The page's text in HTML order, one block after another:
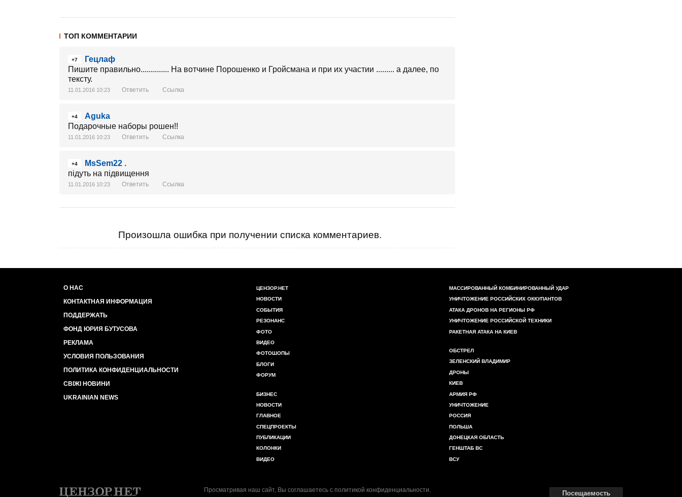
ТОП КОММЕНТАРИИ
+7
Гецлаф
Пишите правильно.............. На вотчине Порошенко и Гройсмана и при их участии ......... а далее, по
тексту.
11.01.2016 10:23 Ответить Ссылка
+4
Aguka
Подарочные наборы рошен!!
11.01.2016 10:23 Ответить Ссылка
+4
MsSem22 .
підуть на підвищення
11.01.2016 10:23 Ответить Ссылка
Произошла ошибка при получении списка комментариев.
О НАС
КОНТАКТНАЯ ИНФОРМАЦИЯ
ПОДДЕРЖАТЬ
ФОНД ЮРИЯ БУТУСОВА
РЕКЛАМА
УСЛОВИЯ ПОЛЬЗОВАНИЯ
ПОЛИТИКА КОНФИДЕНЦИАЛЬНОСТИ
СВІЖІ НОВИНИ
UKRAINIAN NEWS
ЦЕНЗОР.НЕТ
НОВОСТИ
СОБЫТИЯ
РЕЗОНАНС
ФОТО
ВИДЕО
ФОТОШОПЫ
БЛОГИ
ФОРУМ
БИЗНЕС
НОВОСТИ
ГЛАВНОЕ
СПЕЦПРОЕКТЫ
ПУБЛИКАЦИИ
КОЛОНКИ
ВИДЕО
МАССИРОВАННЫЙ КОМБИНИРОВАННЫЙ УДАР
УНИЧТОЖЕНИЕ РОССИЙСКИХ ОККУПАНТОВ
АТАКА ДРОНОВ НА РЕГИОНЫ РФ
УНИЧТОЖЕНИЕ РОССИЙСКОЙ ТЕХНИКИ
РАКЕТНАЯ АТАКА НА КИЕВ
ОБСТРЕЛ
ЗЕЛЕНСКИЙ ВЛАДИМИР
ДРОНЫ
КИЕВ
АРМИЯ РФ
УНИЧТОЖЕНИЕ
РОССИЯ
ПОЛЬША
ДОНЕЦКАЯ ОБЛАСТЬ
ГЕНШТАБ ВС
ВСУ
Просматривая наш сайт, Вы соглашаетесь с политикой конфиденциальности. Посещаемость